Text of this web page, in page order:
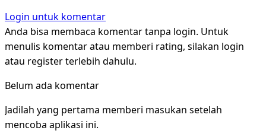
Login untuk komentar
Anda bisa membaca komentar tanpa login. Untuk
menulis komentar atau memberi rating, silakan login
atau register terlebih dahulu.
Belum ada komentar
Jadilah yang pertama memberi masukan setelah
mencoba aplikasi ini.